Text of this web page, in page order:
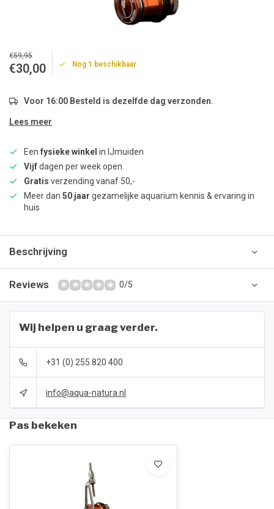
€59,95
€30,00 Nog 1 beschikbaar
Voor 16:00 Besteld is dezelfde dag verzonden.
Lees meer
Een fysieke winkel in IJmuiden
Vijfdagen per week open.
Gratis verzending vanaf 50,-
Meer dan 50 jaar gezamelijke aquarium kennis & ervaring in
huis
Beschrijving
Reviews 0/5
Wij helpen u graag verder.
+31 (0) 255 820 400
info@aqua-natura.nl
Pas bekeken